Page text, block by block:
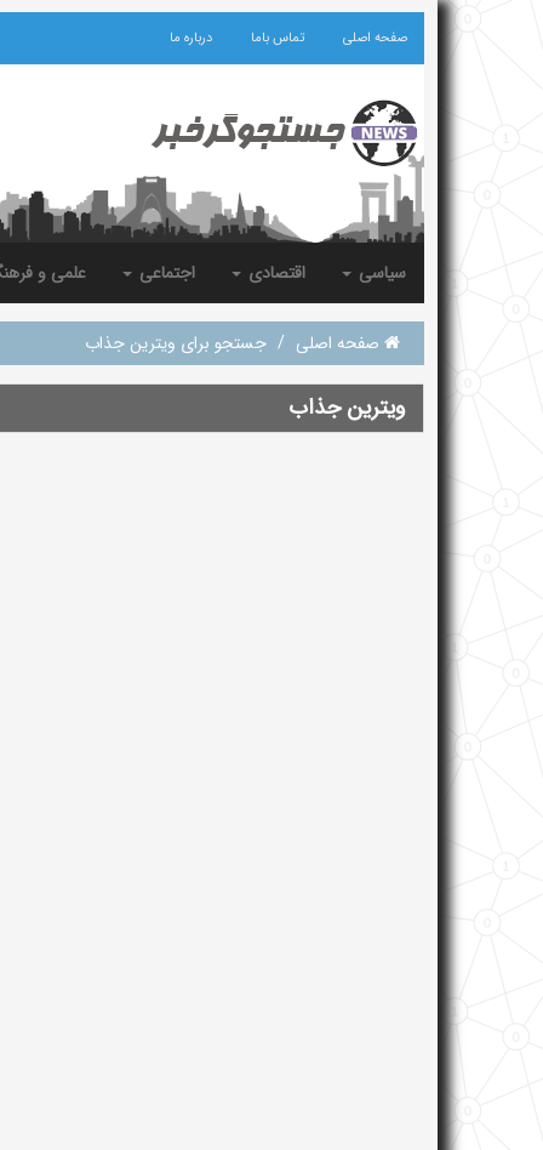
صفحه اصلی تماس باما درباره ما
سیاسی اقتصادی اجتماعی علمی و
صفحه اصلی / جستجو برای ویترین جذاب
ویترین جذاب